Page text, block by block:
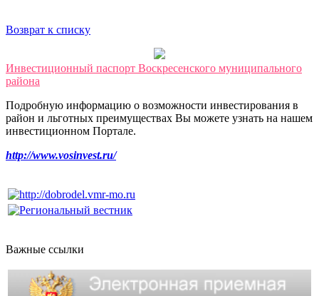
Возврат к списку
Инвестиционный паспорт Воскресенского муниципального
района
Подробную информацию о возможности инвестирования в
район и льготных преимуществах Вы можете узнать на нашем
инвестиционном Портале.
http://www.vosinvest.ru/
Важные ссылки